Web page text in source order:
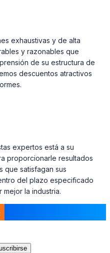
exhaustivas y de alta
y razonables que
de su estructura de
descuentos atractivos
expertos está a su
proporcionarle resultados
que satisfagan sus
del plazo especificado
la industria.